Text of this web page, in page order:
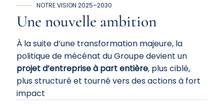
NOTRE VISION 2025–2030
Une nouvelle ambition
À la suite d’une transformation majeure, la
politique de mécénat du Groupe devient un
projet d’entreprise à part entière, plus ciblé,
plus structuré et tourné vers des actions à fort
impact